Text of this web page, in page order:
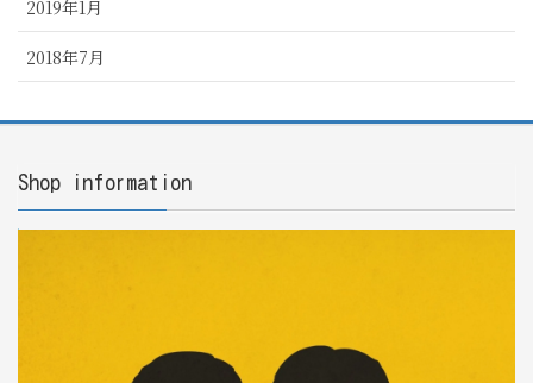
2019年1月
2018年7月
Shop information